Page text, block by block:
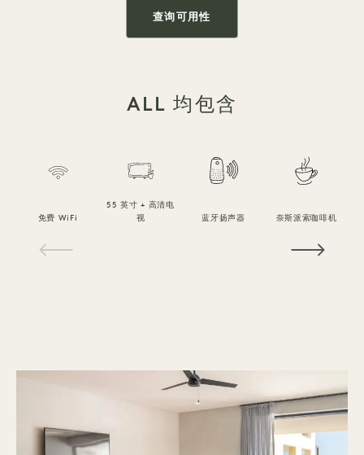
查询可用性
ALL 均包含
免费 WiFi
55 英寸 + 高清电
视
蓝牙扬声器 奈斯派索咖啡机